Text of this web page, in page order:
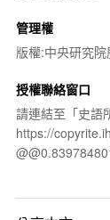
管理權
版權:中央研究
授權聯絡窗口
請連結至「史語
https://